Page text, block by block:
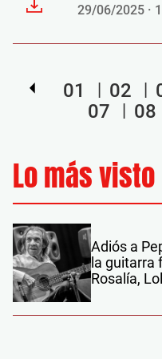
29/06/2025 ·
01 02
07
08
Lo más visto
Adiós a
la guitarra
Rosalía,